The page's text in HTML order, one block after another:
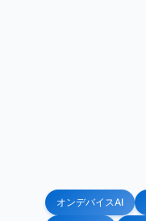
オンデバイスAI